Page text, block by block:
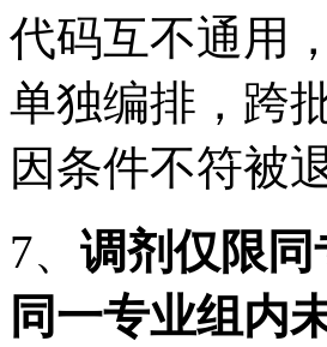
代码互不通用
单独编排，跨
因条件不符被
7、 调剂仅限
同一专业组内